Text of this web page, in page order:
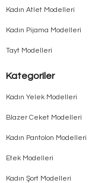
Kadın Atlet Modelleri
Kadın Pijama Modelleri
Tayt Modelleri
Kategoriler
Kadın Yelek Modelleri
Blazer Ceket Modelleri
Kadın Pantolon Modelleri
Etek Modelleri
Kadın Şort Modelleri